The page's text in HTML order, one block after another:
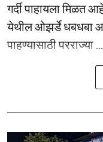
गर्दी पाहायला मिळत
येथील ओझर्डे धबधबा
पाहण्यासाठी परराज्या ...